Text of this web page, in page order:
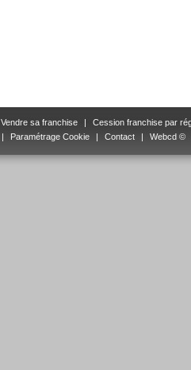
Vendre sa franchise |
Cession franchise par
| Paramétrage Cookie | Contact | Webcd ©